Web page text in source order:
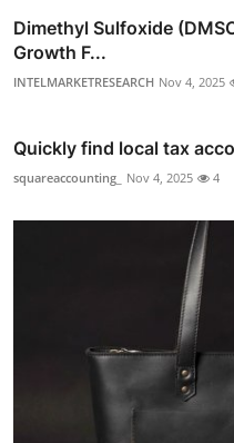
Dimethyl Sulfoxide
Growth F...
INTELMARKETRESEARCH Nov 4, 2025
Quickly find local tax
squareaccounting_ Nov 4, 2025 4